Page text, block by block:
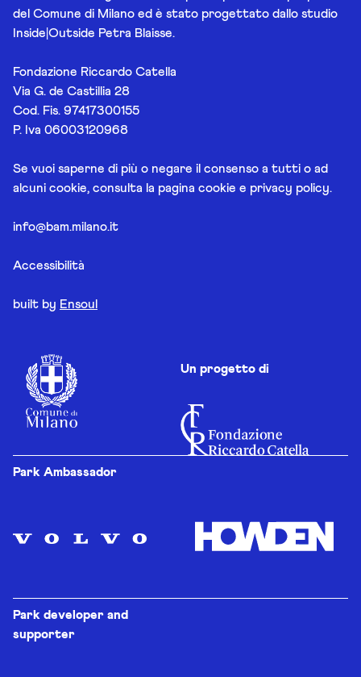
del Comune di Milano ed è stato progettato dallo studio
Inside|Outside Petra Blaisse.
Fondazione Riccardo Catella
Via G. de Castillia 28
Cod. Fis. 97417300155
P. Iva 06003120968
Se vuoi saperne di più o negare il consenso a tutti o ad
alcuni cookie, consulta la pagina cookie e privacy policy.
info@bam.milano.it
Accessibilità
built by Ensoul
Un progetto di
Park Ambassador
Park developer and
supporter